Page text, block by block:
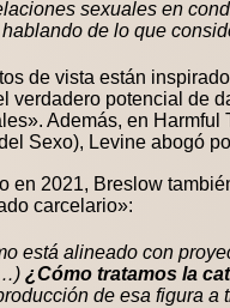
sexuales en
de lo que
de vista están
verdadero potencial de
Además, en
Sexo), Levine abogó
en 2021, Breslow
carcelario»:
está alineado con
¿Cómo tratamos la
de esa figura a